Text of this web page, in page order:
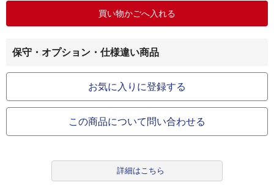
保守・オプション・仕様違い商品
お気に入りに登録する
この商品について問い合わせる
詳細はこちら